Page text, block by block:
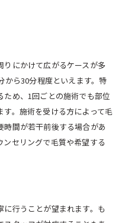
にかけて広がるケースが多
から30分程度といえます。特
ため、1回ごとの施術でも部位
。施術を受ける方によって毛
間が若干前後する場合があ
セリングで毛質や希望する
行うことが望まれます。も